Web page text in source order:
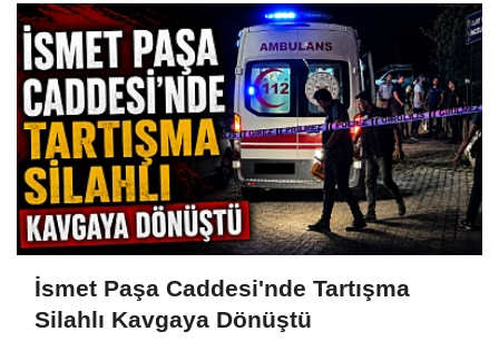
İsmet Paşa Caddesi'nde Tartışma
Silahlı Kavgaya Dönüştü